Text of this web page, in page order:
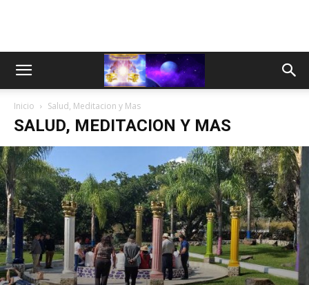
Inicio Salud, Meditacion y Mas
SALUD, MEDITACION Y MAS